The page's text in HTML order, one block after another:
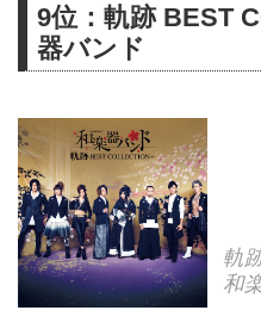
9位：軌跡 BEST
器バンド
軌
和